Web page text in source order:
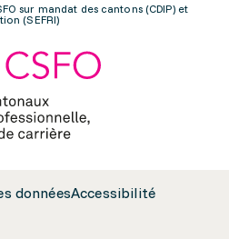
sur mandat des cantons (CDIP) et
(SEFRI)
donnéesAccessibilité